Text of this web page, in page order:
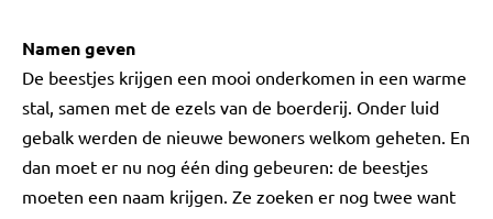
Namen geven
De beestjes krijgen een mooi onderkomen in een warme
stal, samen met de ezels van de boerderij. Onder luid
gebalk werden de nieuwe bewoners welkom geheten. En
dan moet er nu nog één ding gebeuren: de beestjes
moeten een naam krijgen. Ze zoeken er nog twee want